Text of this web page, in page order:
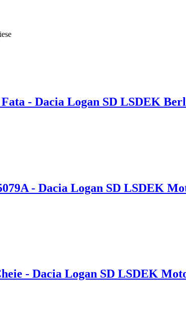
- Dacia Logan SD LSDEK
- Dacia Logan SD LSDEK
- Dacia Logan SD LSDEK